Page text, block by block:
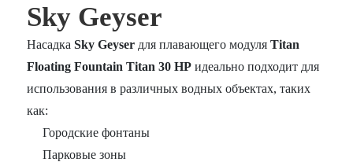
Sky Geyser
НасадкаSky Geyser для плавающего модуляTitan
Floating Fountain Titan 30 HP идеально подходит для
использования в различных водных объектах, таких
как:
Городские фонтаны
Парковые зоны